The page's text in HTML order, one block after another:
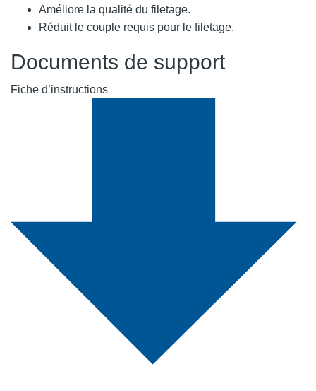
Améliore la qualité du filetage.
Réduit le couple requis pour le filetage.
Documents de support
Fiche d’instructions